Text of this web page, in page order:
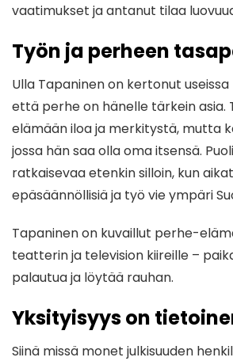
vaatimukset ja antanut tilaa
Työn ja perheen
Ulla Tapaninen on kertonut
että perhe on hänelle tärkein asia.
elämään iloa ja merkitystä, mutta
jossa hän saa olla oma itsensä.
ratkaisevaa etenkin silloin, kun
epäsäännöllisiä ja työ vie ympäri
Tapaninen on kuvaillut perhe-
teatterin ja television kiireille –
palautua ja löytää rauhan.
Yksityisyys on
Siinä missä monet julkisuuden